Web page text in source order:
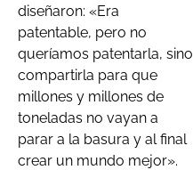
diseñaron: «Era
patentable, pero no
queríamos patentarla, sino
compartirla para que
millones y millones de
toneladas no vayan a
parar a la basura y al final
crear un mundo mejor».